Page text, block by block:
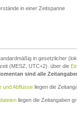
in einer Zeitspanne
in gesetzlicher
(MESZ, UTC+2). über die
sind alle
und Abflüsse liegen die
liegen die Zeitangaben